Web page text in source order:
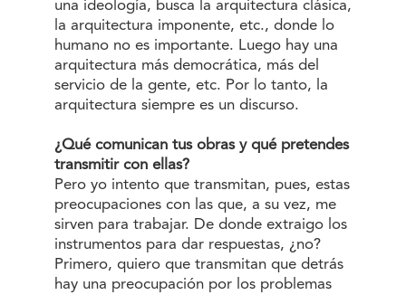
una ideología, busca la arquitectura clásica,
la arquitectura imponente, etc., donde lo
humano no es importante. Luego hay una
arquitectura más democrática, más del
servicio de la gente, etc. Por lo tanto, la
arquitectura siempre es un discurso.
¿Qué comunican tus obras y qué pretendes
transmitir con ellas?
Pero yo intento que transmitan, pues, estas
preocupaciones con las que, a su vez, me
sirven para trabajar. De donde extraigo los
instrumentos para dar respuestas, ¿no?
Primero, quiero que transmitan que detrás
hay una preocupación por los problemas